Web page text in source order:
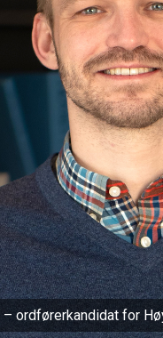
ordførerkandidat for